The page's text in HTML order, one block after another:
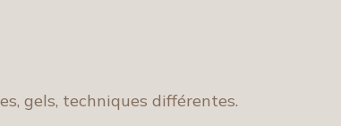
gels, techniques différentes.